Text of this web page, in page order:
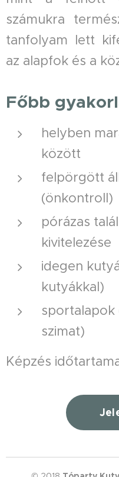
számukra
tanfolyam lett
az alapfok és a
Főbb
helyben
között
felpörgött
(önkontroll)
pórázas
kivitelezése
idegen
kutyákkal)
sportalapok
szimat)
Képzés